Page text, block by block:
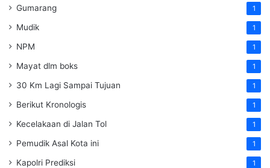
Gumarang 1
Mudik 1
NPM 1
Mayat dlm boks 1
30 Km Lagi Sampai Tujuan 1
Berikut Kronologis 1
Kecelakaan di Jalan Tol 1
Pemudik Asal Kota ini 1
Kapolri Prediksi 1